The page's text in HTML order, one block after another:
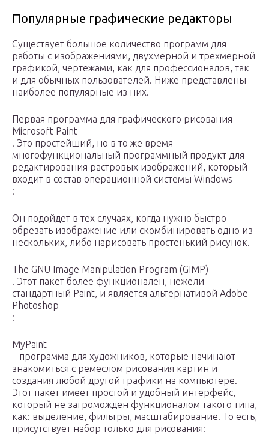
Популярные графические редакторы
Существует большое количество программ для
работы с изображениями, двухмерной и трехмерной
графикой, чертежами, как для профессионалов, так
и для обычных пользователей. Ниже представлены
наиболее популярные из них.
Первая программа для графического рисования —
Microsoft Paint
. Это простейший, но в то же время
многофункциональный программный продукт для
редактирования растровых изображений, который
входит в состав операционной системы Windows
:
Он подойдет в тех случаях, когда нужно быстро
обрезать изображение или скомбинировать одно из
нескольких, либо нарисовать простенький рисунок.
The GNU Image Manipulation Program (GIMP)
. Этот пакет более функционален, нежели
стандартный Paint, и является альтернативой Adobe
Photoshop
:
MyPaint
– программа для художников, которые начинают
знакомиться с ремеслом рисования картин и
создания любой другой графики на компьютере.
Этот пакет имеет простой и удобный интерфейс,
который не загроможден функционалом такого типа,
как: выделение, фильтры, масштабирование. То есть,
присутствует набор только для рисования: